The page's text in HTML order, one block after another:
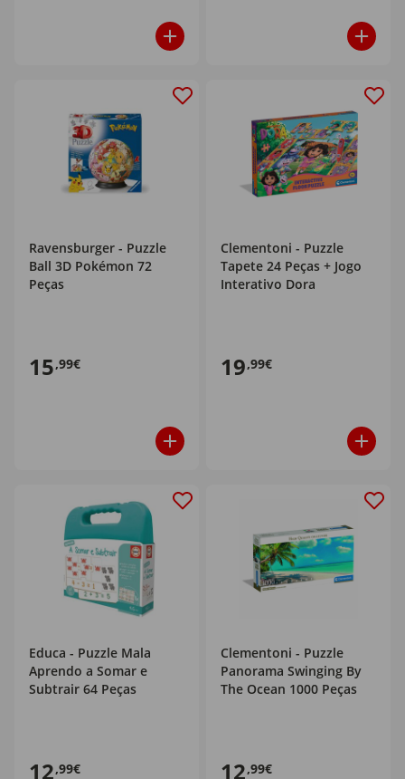
Ravensburger - Puzzle
Ball 3D Pokémon 72
Peças
15,99€
Clementoni - Puzzle
Tapete 24 Peças + Jogo
Interativo Dora
19,99€
Educa - Puzzle Mala
Aprendo a Somar e
Subtrair 64 Peças
12,99€
Clementoni - Puzzle
Panorama Swinging By
The Ocean 1000 Peças
12,99€